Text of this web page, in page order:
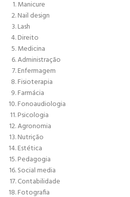
Manicure
Nail design
Lash
Direito
Medicina
Administração
Enfermagem
Fisioterapia
Farmácia
Fonoaudiologia
Psicologia
Agronomia
Nutrição
Estética
Pedagogia
Social media
Contabilidade
Fotografia